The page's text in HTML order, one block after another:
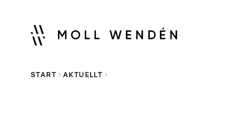
START AKTUELLT